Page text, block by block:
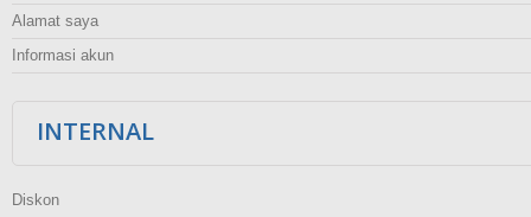
Alamat saya
Informasi akun
INTERNAL
Diskon